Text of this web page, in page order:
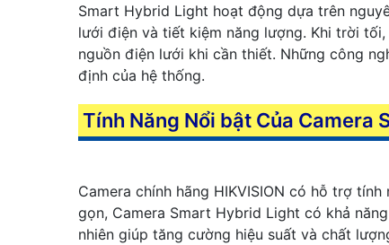
Smart Hybrid Light hoạt động dựa trên
lưới điện và tiết kiệm năng lượng. Khi trời
nguồn điện lưới khi cần thiết. Những công
định của hệ thống.
Tính Năng Nổi bật Của Camera
Camera chính hãng HIKVISION có hỗ trợ
gọn, Camera Smart Hybrid Light có khả
nhiên giúp tăng cường hiệu suất và chất